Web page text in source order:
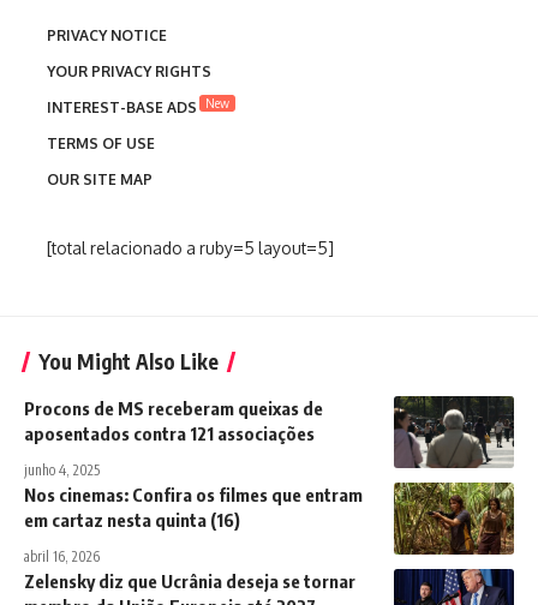
PRIVACY NOTICE
YOUR PRIVACY RIGHTS
INTEREST-BASE ADS
New
TERMS OF USE
OUR SITE MAP
[total relacionado a ruby=5 layout=5]
You Might Also Like
Procons de MS receberam queixas de
aposentados contra 121 associações
junho 4, 2025
Nos cinemas: Confira os filmes que entram
em cartaz nesta quinta (16)
abril 16, 2026
Zelensky diz que Ucrânia deseja se tornar